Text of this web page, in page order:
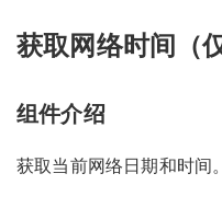
获取网络时间（
组件介绍
获取当前网络日期和时间。